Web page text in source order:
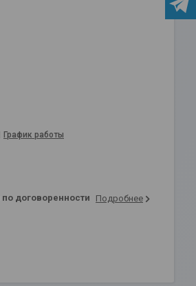
График работы
по договоренности Подробнее